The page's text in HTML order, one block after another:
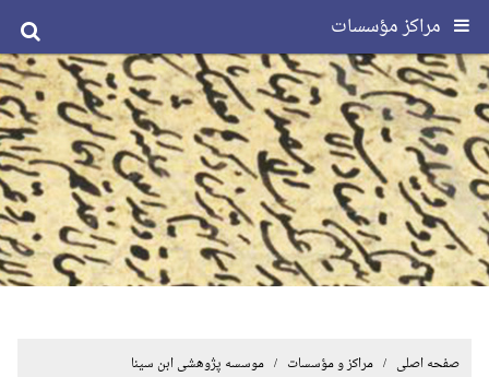
مراکز مؤسسات
صفحه اصلی / مراکز و مؤسسات / موسسه پژوهشی ابن سینا